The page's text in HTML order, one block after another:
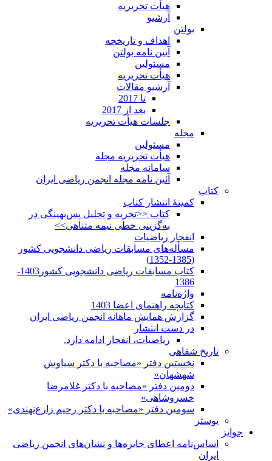
هیأت تحریریه
آرشیو
بولتن
اهداف و تاریخچه
آیین نامه بولتن
مسئولین
هیأت تحریریه
آرشیو مقالات
تا 2017
بعد از 2017
جلسات هیأت تحریریه
مجله
مسئولین
هیأت تحریریه مجله
سامانه مجله
آئین نامه مجله انجمن ریاضی ایران
کتاب
کمیتۀ انتشار کتاب
کتاب <<تجزیه و تحلیل پس‌بهینگی در
به‌گزینی خطی نیمه متناهی>>
انفجار ریاضیات
مسأله‌های مسابقات ریاضی دانشجویی کشور
کتاب مسابقات ریاضی دانشجویی کشور1403-
1386
واژه‌نامه
کتابچه راهنمای اعضا 1403
گزارش همایش ماهانه انجمن ریاضی ایران
در دست انتشار
ریاضیات، انفجار ادامه دارد.
تاریخ شفاهی
نخستین دفتر «مصاحبه با دکتر سیاوش
شهشهان»
دومین دفتر «مصاحبه با دکتر غلامرضا
خسروشاهی»
سومین دفتر «مصاحبه با دکتر رحیم زارع‌نهندی»
پوستر
جوایز
اساس‌نامه اعطای جایزه‌ها و نشان‌های انجمن ریاضی
ایران